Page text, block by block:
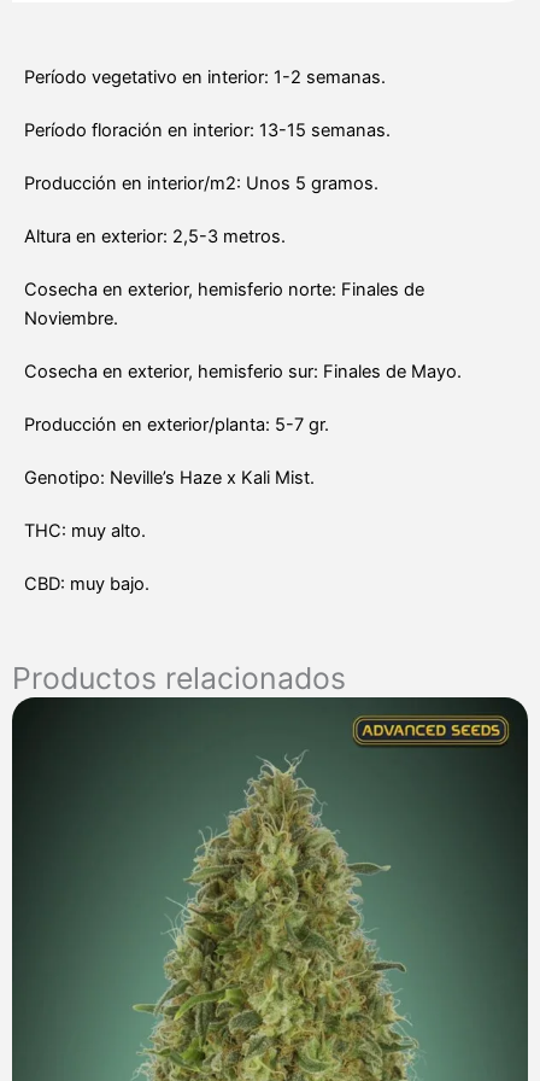
Período vegetativo en interior: 1-2 semanas.
Período floración en interior: 13-15 semanas.
Producción en interior/m2: Unos 5 gramos.
Altura en exterior: 2,5-3 metros.
Cosecha en exterior, hemisferio norte: Finales de
Noviembre.
Cosecha en exterior, hemisferio sur: Finales de Mayo.
Producción en exterior/planta: 5-7 gr.
Genotipo: Neville’s Haze x Kali Mist.
THC: muy alto.
CBD: muy bajo.
Productos relacionados
de
precios:
285,00 €